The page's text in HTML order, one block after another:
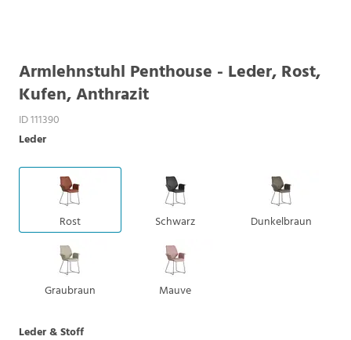
Armlehnstuhl Penthouse - Leder, Rost,
Kufen, Anthrazit
ID 111390
Leder
Rost Schwarz Dunkelbraun
Graubraun Mauve
Leder & Stoff